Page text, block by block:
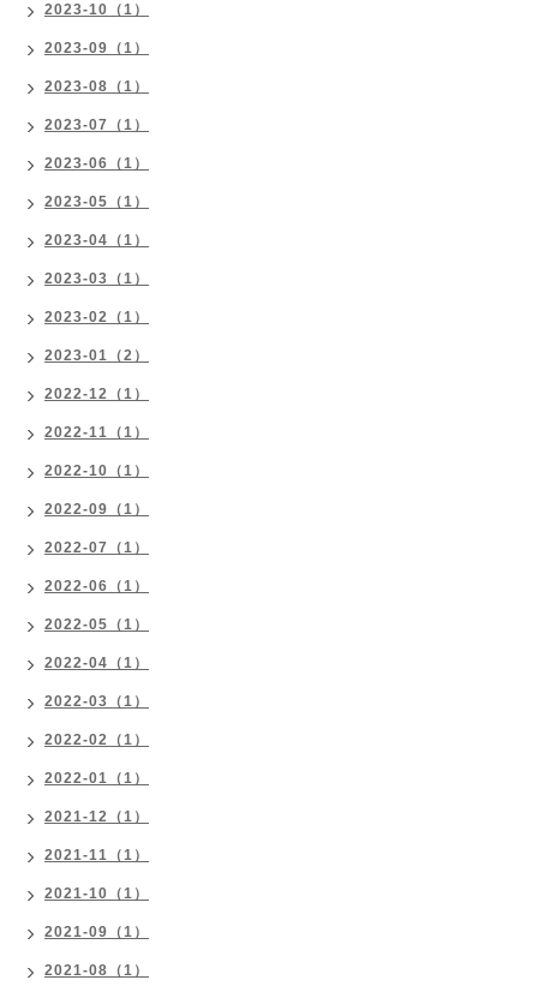
2023-10（1）
2023-09（1）
2023-08（1）
2023-07（1）
2023-06（1）
2023-05（1）
2023-04（1）
2023-03（1）
2023-02（1）
2023-01（2）
2022-12（1）
2022-11（1）
2022-10（1）
2022-09（1）
2022-07（1）
2022-06（1）
2022-05（1）
2022-04（1）
2022-03（1）
2022-02（1）
2022-01（1）
2021-12（1）
2021-11（1）
2021-10（1）
2021-09（1）
2021-08（1）